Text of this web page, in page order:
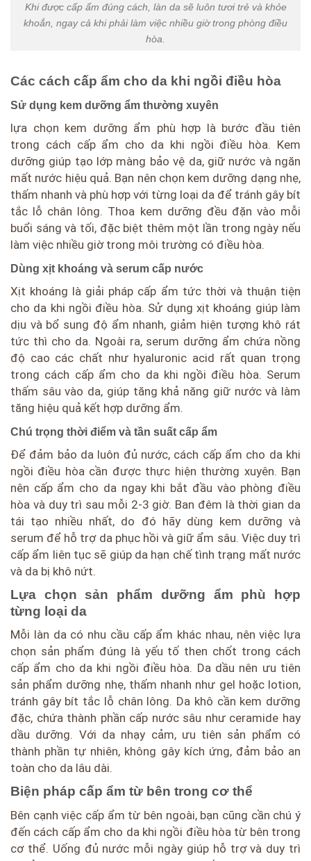
Khi được cấp ẩm đúng cách, làn da sẽ luôn tươi trẻ và khỏe
khoắn, ngay cả khi phải làm việc nhiều giờ trong phòng điều
hòa.
Các cách cấp ẩm cho da khi ngồi điều hòa
Sử dụng kem dưỡng ẩm thường xuyên
lựa chọn kem dưỡng ẩm phù hợp là bước đầu tiên
trong cách cấp ẩm cho da khi ngồi điều hòa. Kem
dưỡng giúp tạo lớp màng bảo vệ da, giữ nước và ngăn
mất nước hiệu quả. Bạn nên chọn kem dưỡng dạng nhẹ,
thấm nhanh và phù hợp với từng loại da để tránh gây bít
tắc lỗ chân lông. Thoa kem dưỡng đều đặn vào mỗi
buổi sáng và tối, đặc biệt thêm một lần trong ngày nếu
làm việc nhiều giờ trong môi trường có điều hòa.
Dùng xịt khoáng và serum cấp nước
Xịt khoáng là giải pháp cấp ẩm tức thời và thuận tiện
cho da khi ngồi điều hòa. Sử dụng xịt khoáng giúp làm
dịu và bổ sung độ ẩm nhanh, giảm hiện tượng khô rát
tức thì cho da. Ngoài ra, serum dưỡng ẩm chứa nồng
độ cao các chất như hyaluronic acid rất quan trọng
trong cách cấp ẩm cho da khi ngồi điều hòa. Serum
thấm sâu vào da, giúp tăng khả năng giữ nước và làm
tăng hiệu quả kết hợp dưỡng ẩm.
Chú trọng thời điểm và tần suất cấp ẩm
Để đảm bảo da luôn đủ nước, cách cấp ẩm cho da khi
ngồi điều hòa cần được thực hiện thường xuyên. Bạn
nên cấp ẩm cho da ngay khi bắt đầu vào phòng điều
hòa và duy trì sau mỗi 2-3 giờ. Ban đêm là thời gian da
tái tạo nhiều nhất, do đó hãy dùng kem dưỡng và
serum để hỗ trợ da phục hồi và giữ ẩm sâu. Việc duy trì
cấp ẩm liên tục sẽ giúp da hạn chế tình trạng mất nước
và da bị khô nứt.
Lựa chọn sản phẩm dưỡng ẩm phù hợp
từng loại da
Mỗi làn da có nhu cầu cấp ẩm khác nhau, nên việc lựa
chọn sản phẩm đúng là yếu tố then chốt trong cách
cấp ẩm cho da khi ngồi điều hòa. Da dầu nên ưu tiên
sản phẩm dưỡng nhẹ, thấm nhanh như gel hoặc lotion,
tránh gây bít tắc lỗ chân lông. Da khô cần kem dưỡng
đặc, chứa thành phần cấp nước sâu như ceramide hay
dầu dưỡng. Với da nhạy cảm, ưu tiên sản phẩm có
thành phần tự nhiên, không gây kích ứng, đảm bảo an
toàn cho da lâu dài.
Biện pháp cấp ẩm từ bên trong cơ thể
Bên cạnh việc cấp ẩm từ bên ngoài, bạn cũng cần chú ý
đến cách cấp ẩm cho da khi ngồi điều hòa từ bên trong
cơ thể. Uống đủ nước mỗi ngày giúp hỗ trợ và duy trì